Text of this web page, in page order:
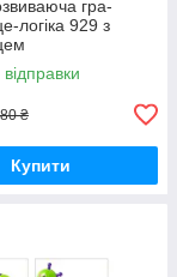
гра-
логіка 929 з
₴
Купити